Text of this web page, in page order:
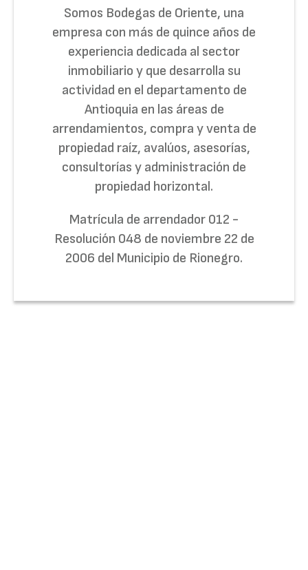
Somos Bodegas de Oriente, una
empresa con más de quince años de
experiencia dedicada al sector
inmobiliario y que desarrolla su
actividad en el departamento de
Antioquia en las áreas de
arrendamientos, compra y venta de
propiedad raíz, avalúos, asesorías,
consultorías y administración de
propiedad horizontal.
Matrícula de arrendador 012 -
Resolución 048 de noviembre 22 de
2006 del Municipio de Rionegro.